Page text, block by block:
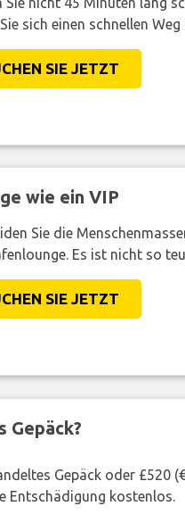
sich einen schnellen
SIE JETZT
wie ein VIP
Sie die
Es ist nicht so
SIE JETZT
Gepäck?
Gepäck oder £520
Entschädigung kostenlos.